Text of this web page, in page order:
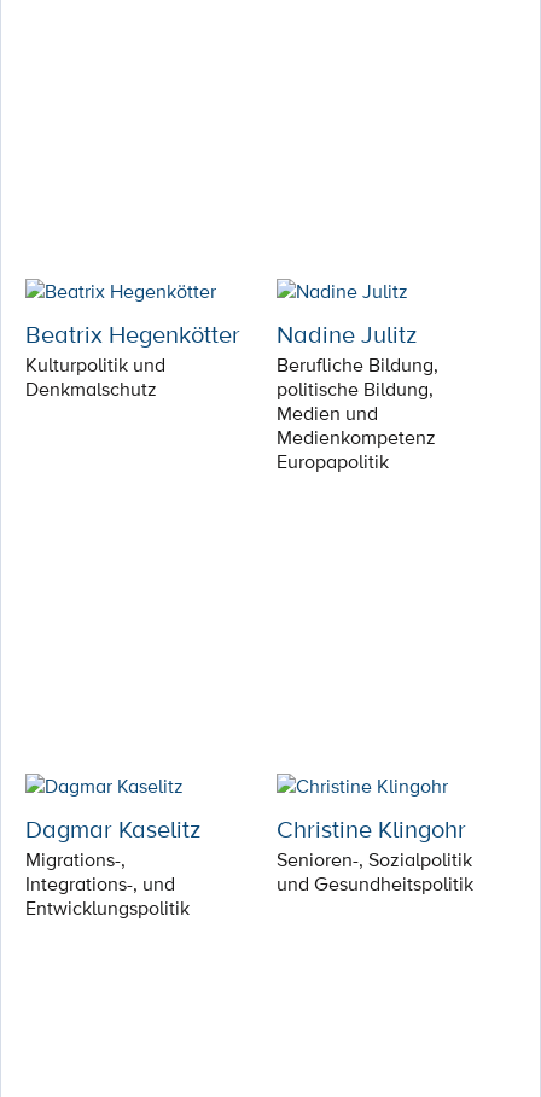
Beatrix Hegenkötter
Kulturpolitik und
Denkmalschutz
Nadine Julitz
Berufliche Bildung,
politische Bildung,
Medien und
Medienkompetenz
Europapolitik
Dagmar Kaselitz
Migrations-,
Integrations-, und
Entwicklungspolitik
Christine Klingohr
Senioren-, Sozialpolitik
und Gesundheitspolitik